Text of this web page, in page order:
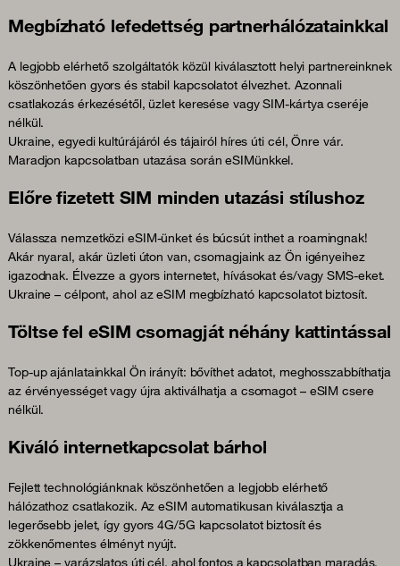
Megbízható lefedettség partnerhálózatainkkal
A legjobb elérhető szolgáltatók közül kiválasztott helyi partnereinknek
köszönhetően gyors és stabil kapcsolatot élvezhet. Azonnali
csatlakozás érkezésétől, üzlet keresése vagy SIM-kártya cseréje
nélkül.
Ukraine, egyedi kultúrájáról és tájairól híres úti cél, Önre vár.
Maradjon kapcsolatban utazása során eSIMünkkel.
Előre fizetett SIM minden utazási stílushoz
Válassza nemzetközi eSIM-ünket és búcsút inthet a roamingnak!
Akár nyaral, akár üzleti úton van, csomagjaink az Ön igényeihez
igazodnak. Élvezze a gyors internetet, hívásokat és/vagy SMS-eket.
Ukraine – célpont, ahol az eSIM megbízható kapcsolatot biztosít.
Töltse fel eSIM csomagját néhány kattintással
Top-up ajánlatainkkal Ön irányít: bővíthet adatot, meghosszabbíthatja
az érvényességet vagy újra aktiválhatja a csomagot – eSIM csere
nélkül.
Kiváló internetkapcsolat bárhol
Fejlett technológiánknak köszönhetően a legjobb elérhető
hálózathoz csatlakozik. Az eSIM automatikusan kiválasztja a
legerősebb jelet, így gyors 4G/5G kapcsolatot biztosít és
zökkenőmentes élményt nyújt.
Ukraine – varázslatos úti cél, ahol fontos a kapcsolatban maradás.